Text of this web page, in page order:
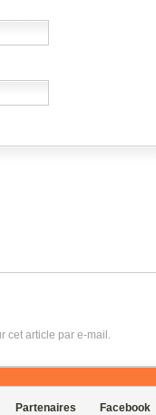
cet article par e-mail.
Partenaires Facebook